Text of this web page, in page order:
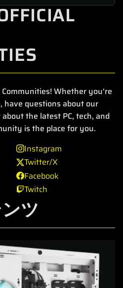
Communities! Whether you're
have questions about our
the latest PC, tech, and
is the place for you.
Instagram
Twitter/X
Facebook
Twitch
ツ